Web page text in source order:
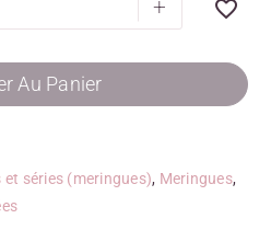
+
Au Panier
et séries (meringues), Meringues,